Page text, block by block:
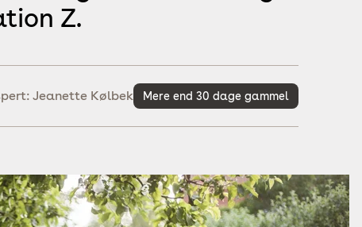
Z.
Jeanette Kølbek Mere end 30 dage gammel